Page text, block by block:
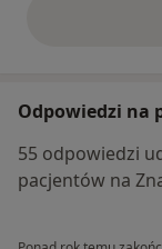
Odpowiedzi na
55 odpowiedzi
pacjentów na